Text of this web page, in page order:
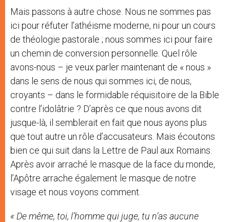
Mais passons à autre chose. Nous ne sommes pas
ici pour réfuter l’athéisme moderne, ni pour un cours
de théologie pastorale ; nous sommes ici pour faire
un chemin de conversion personnelle. Quel rôle
avons-nous – je veux parler maintenant de « nous »
dans le sens de nous qui sommes ici, de nous,
croyants – dans le formidable réquisitoire de la Bible
contre l’idolâtrie ? D’après ce que nous avons dit
jusque-là, il semblerait en fait que nous ayons plus
que tout autre un rôle d’accusateurs. Mais écoutons
bien ce qui suit dans la Lettre de Paul aux Romains.
Après avoir arraché le masque de la face du monde,
l’Apôtre arrache également le masque de notre
visage et nous voyons comment.
« De même, toi, l’homme qui juge, tu n’as aucune